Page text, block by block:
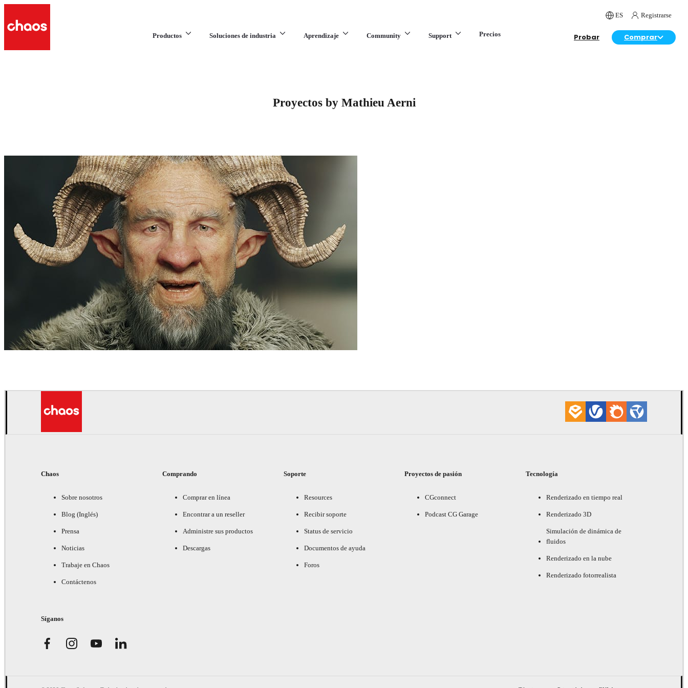
ES Registrarse
Productos Soluciones de industria Aprendizaje Community Support Precios Probar Comprar
Proyectos by Mathieu Aerni
Chaos
Sobre nosotros
Blog (Inglés)
Prensa
Noticias
Trabaje en Chaos
Contáctenos
Comprando
Comprar en línea
Encontrar a un reseller
Administre sus productos
Descargas
Soporte
Resources
Recibir soporte
Status de servicio
Documentos de ayuda
Foros
Proyectos de pasión
CGconnect
Podcast CG Garage
Tecnología
Renderizado en tiempo real
Renderizado 3D
Simulación de dinámica de
fluidos
Renderizado en la nube
Renderizado fotorrealista
Síganos